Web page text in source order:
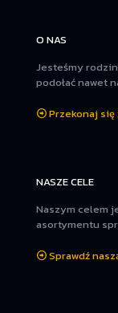
O NAS
Jesteśmy
podołać nawet
Przekonaj się
NASZE CELE
Naszym celem
asortymentu
Sprawdź